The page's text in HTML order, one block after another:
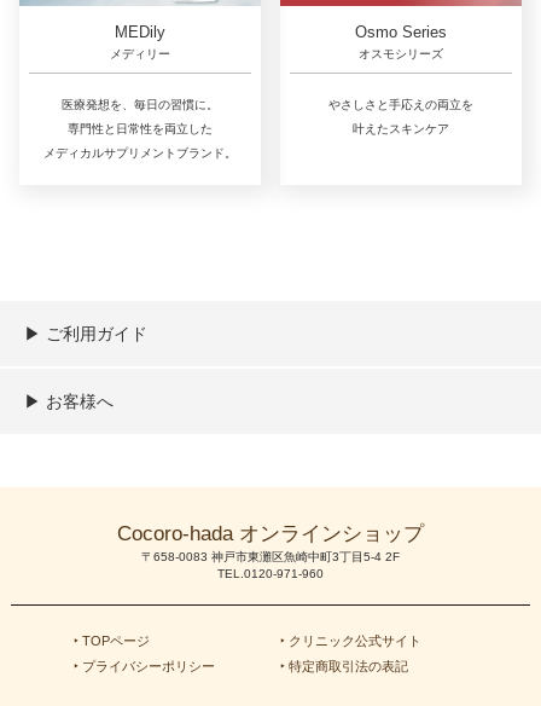
MEDily
メディリー
医療発想を、毎日の習慣に。
専門性と日常性を両立した
メディカルサプリメントブランド。
Osmo Series
オスモシリーズ
やさしさと手応えの両立を
叶えたスキンケア
▶︎ ご利用ガイド
ご利用ガイド
決済／配送／送料について
取り扱い商品一覧
顧客情報の取扱について
特定商取引法の表記
▶︎ お客様へ
Cocoro-hada オンラインショップ
〒658-0083 神戸市東灘区魚崎中町3丁目5-4 2F
TEL.0120-971-960
‣ TOPページ
‣ クリニック公式サイト
‣ プライバシーポリシー
‣ 特定商取引法の表記